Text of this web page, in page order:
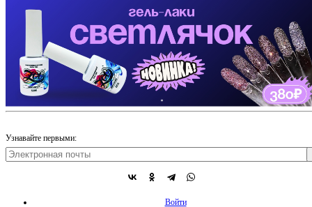
Узнавайте первыми:
Войти